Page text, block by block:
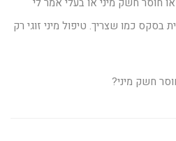
כמו שצריך. טיפול מיני זוגי רק
חשק מיני?